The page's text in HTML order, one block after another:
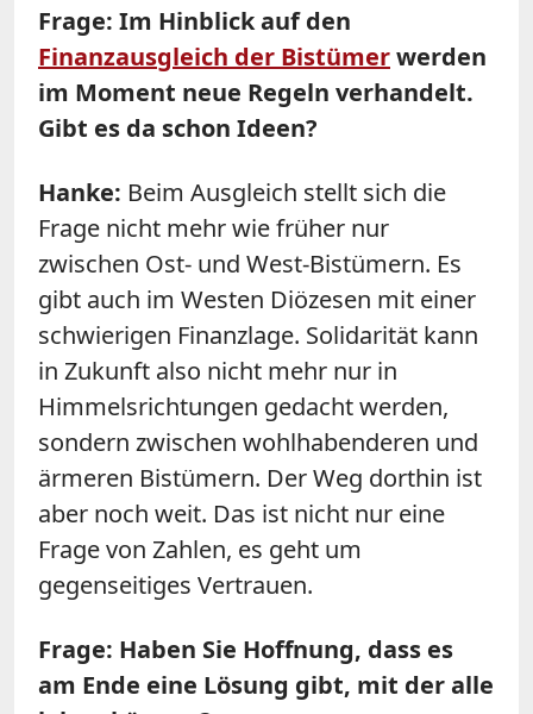
Frage: Im Hinblick auf den
Finanzausgleich der Bistümerwerden
im Moment neue Regeln verhandelt.
Gibt es da schon Ideen?
Hanke: Beim Ausgleich stellt sich die
Frage nicht mehr wie früher nur
zwischen Ost- und West-Bistümern. Es
gibt auch im Westen Diözesen mit einer
schwierigen Finanzlage. Solidarität kann
in Zukunft also nicht mehr nur in
Himmelsrichtungen gedacht werden,
sondern zwischen wohlhabenderen und
ärmeren Bistümern. Der Weg dorthin ist
aber noch weit. Das ist nicht nur eine
Frage von Zahlen, es geht um
gegenseitiges Vertrauen.
Frage: Haben Sie Hoffnung, dass es
am Ende eine Lösung gibt, mit der alle